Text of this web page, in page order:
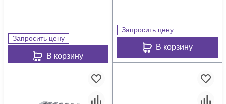
Запросить цену
В корзину
Запросить цену
В корзину